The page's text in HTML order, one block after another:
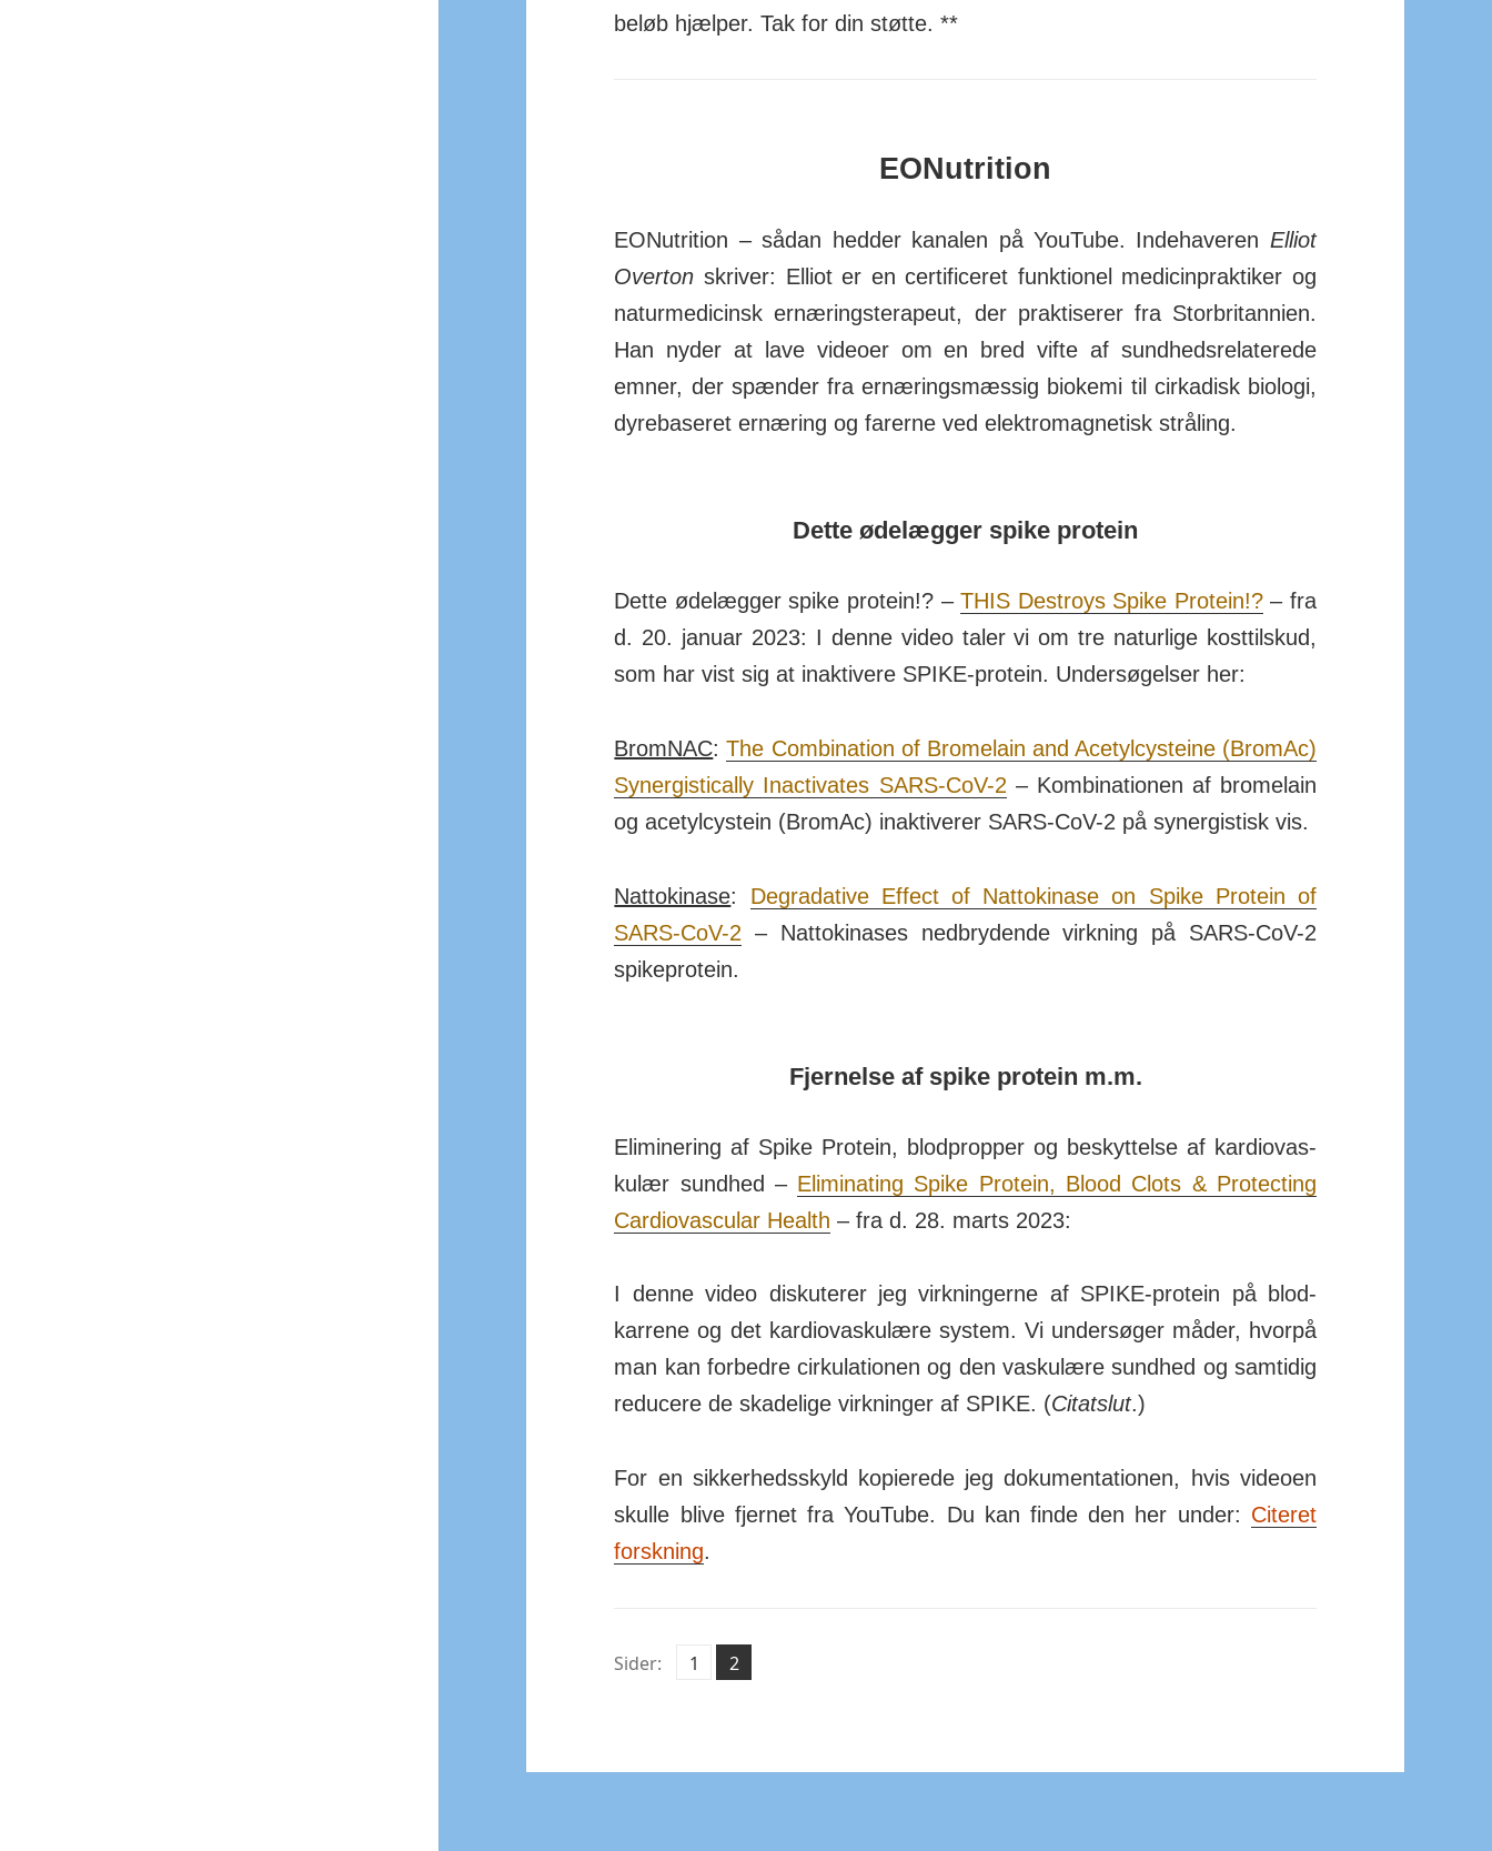
beløb hjælper. Tak for din støtte. **
EONutrition
EONutrition – sådan hedder kanalen på You­Tube. Inde­­haveren Elliot
Overton skriver: Elliot er en cer­ti­fi­ceret funk­tionel medicin­prak­tiker og
natur­me­di­cinsk ernær­ings­tera­peut, der prak­tiserer fra Stor­britannien.
Han nyder at lave videoer om en bred vifte af sund­heds­re­la­terede
emner, der spænder fra er­nær­ings­mæssig bio­kemi til cir­kadisk bio­logi,
dyre­baseret er­næring og farerne ved elektro­mag­netisk stråling.
Dette øde­lægger spike protein
Dette øde­lægger spike protein!? –THIS Destroys Spike Protein!?– fra
d. 20. ja­nuar 2023: I denne video taler vi om tre naturlige kost­til­skud,
som har vist sig at in­ak­tivere SPIKE-protein. Undersøgelser her:
BromNAC:The Com­bi­nation of Bro­melain and Ace­tyl­cysteine (BromAc)
Syner­gi­sti­cally Inac­ti­vates SARS-CoV-2 – Kom­bi­nationen af bro­melain
og ace­tyl­cystein (BromAc) inak­ti­verer SARS-CoV-2 på syner­gistisk vis.
Nattokinase: Degra­dative Effect of Natto­kinase on Spike Protein of
SARS-CoV-2 – Natto­kinases ned­bryd­ende virk­ning på SARS-CoV-2
spike­protein.
Fjernelse af spike protein m.m.
Eliminering af Spike Protein, blod­propper og be­skyt­telse af kar­dio­vas­
kulær sundhed – Elimi­nating Spike Protein, Blood Clots & Pro­tecting
Cardio­vas­cular Health – fra d. 28. marts 2023:
I denne video dis­ku­terer jeg virk­ningerne af SPIKE-protein på blod­
karrene og det kar­dio­vas­ku­lære system. Vi under­søger måder, hvorpå
man kan for­bedre cir­ku­la­tionen og den vas­ku­lære sundhed og sam­tidig
re­ducere de ska­delige virk­ninger af SPIKE. (Citatslut.)
For en sikker­heds­skyld kopierede jeg doku­men­ta­tionen, hvis videoen
skulle blive fjernet fra You­Tube. Du kan finde den her under: Citeret
forskning.
Sider: Side
1 ,
Side
2